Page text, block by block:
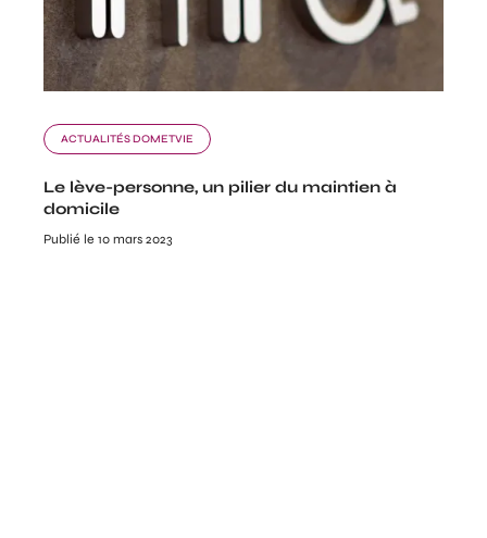
ACTUALITÉS DOMETVIE
Le lève-personne, un pilier du maintien à
domicile
Publié le 10 mars 2023